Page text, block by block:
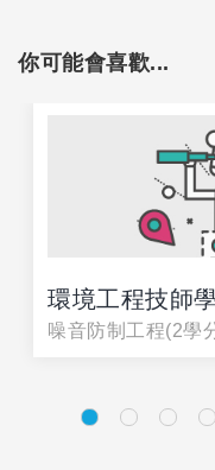
你可能會喜歡...
環境工程技師
噪音防制工程(2學